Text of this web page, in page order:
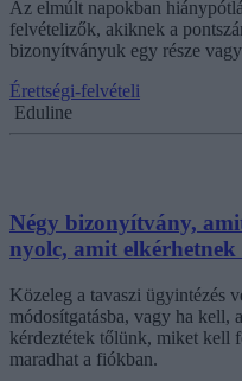
Az elmúlt napokban
felvételizők, akiknek a
bizonyítványuk egy része
Érettségi-felvételi
Eduline
Négy bizonyítvány,
nyolc, amit elkérhetnek
Közeleg a tavaszi ügyintézés
módosítgatásba, vagy ha kell,
kérdeztétek tőlünk, miket kell
maradhat a fiókban.